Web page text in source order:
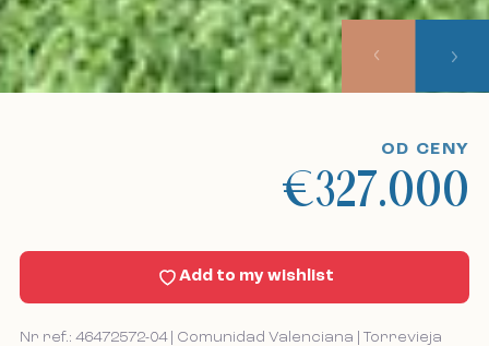
Nasze podejście
Sell With Us
Aktualności
Kontakt
Nr ref.: 46472572-04 | Comunidad Valenciana | Torrevieja
OD CENY
€327.000
Add to my wishlist